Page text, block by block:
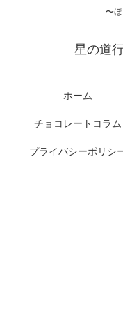
〜
星の道
ホーム
チョコレートコラム
プライバシーポリシ